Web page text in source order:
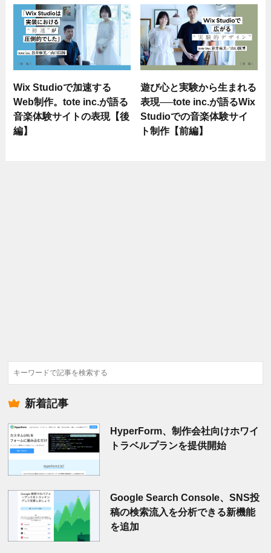
Wix Studioで加速する
Web制作。tote inc.が語る
音楽体験サイトの表現【後
編】
遊び心と実験から生まれる
表現──tote inc.が語るWix
Studioでの音楽体験サイ
ト制作【前編】
検
索
新着記事
HyperForm、制作会社向けホワイ
トラベルプランを提供開始
Google Search Console、SNS投
稿の検索流入を分析できる新機能
を追加